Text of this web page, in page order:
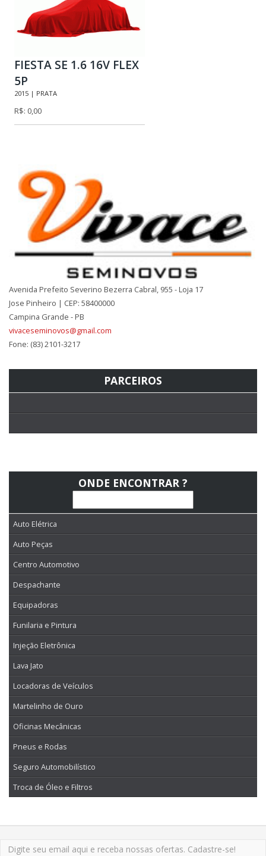
FIESTA SE 1.6 16V FLEX
5P
2015 | PRATA
R$: 0,00
Avenida Prefeito Severino Bezerra Cabral, 955 - Loja 17
Jose Pinheiro | CEP: 58400000
Campina Grande - PB
vivaceseminovos@gmail.com
Fone: (83) 2101-3217
PARCEIROS
ONDE ENCONTRAR ?
Auto Elétrica
Auto Peças
Centro Automotivo
Despachante
Equipadoras
Funilaria e Pintura
Injeção Eletrônica
Lava Jato
Locadoras de Veículos
Martelinho de Ouro
Oficinas Mecânicas
Pneus e Rodas
Seguro Automobilístico
Troca de Óleo e Filtros